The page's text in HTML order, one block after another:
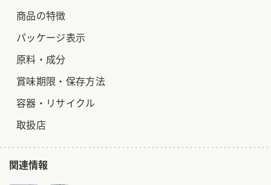
商品の特徴
パッケージ表示
原料・成分
賞味期限・保存方法
容器・リサイクル
取扱店
関連情報